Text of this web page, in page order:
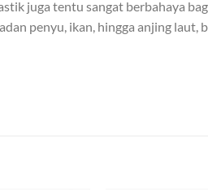
juga tentu sangat berbahaya
penyu, ikan, hingga anjing